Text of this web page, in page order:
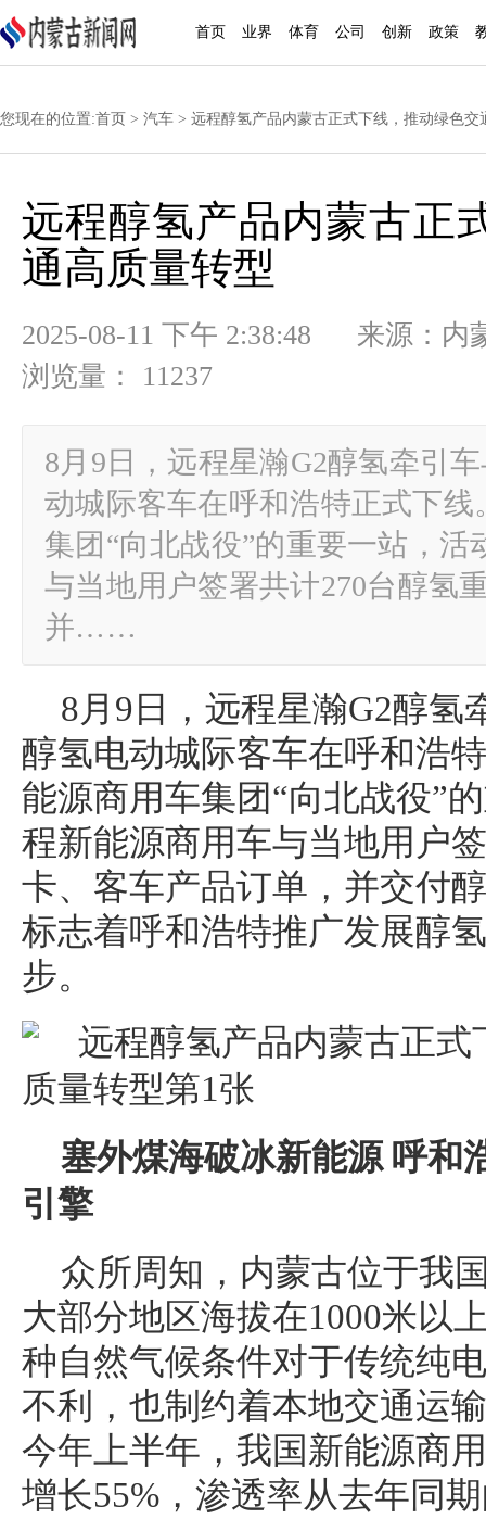
首页 业界 体育 公司 创新 政策
您现在的位置:首页 > 汽车 > 远程醇氢产品内蒙古正式下线，推动绿色交
远程醇氢产品内蒙古正
通高质量转型
2025-08-11 下午 2:38:48 来源：
浏览量： 11237
8月9日，远程星瀚G2醇氢牵引
动城际客车在呼和浩特正式下
集团“向北战役”的重要一站，
与当地用户签署共计270台醇氢
并……
8月9日，远程星瀚G2醇氢
醇氢电动城际客车在呼和浩
能源商用车集团“向北战役”
程新能源商用车与当地用户
卡、客车产品订单，并交付
标志着呼和浩特推广发展醇
步。
塞外煤海破冰新能源 呼和
引擎
众所周知，内蒙古位于我
大部分地区海拔在1000米以
种自然气候条件对于传统纯
不利，也制约着本地交通运
今年上半年，我国新能源商
增长55%，渗透率从去年同